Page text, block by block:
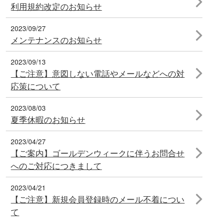
利用規約改定のお知らせ
2023/09/27
メンテナンスのお知らせ
2023/09/13
【ご注意】意図しない電話やメールなどへの対
応策について
2023/08/03
夏季休暇のお知らせ
2023/04/27
【ご案内】ゴールデンウィークに伴うお問合せ
へのご対応につきまして
2023/04/21
【ご注意】新規会員登録時のメール不着につい
て